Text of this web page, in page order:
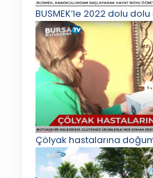
BUSMEK’le 2022 dolu
Çölyak hastalarına